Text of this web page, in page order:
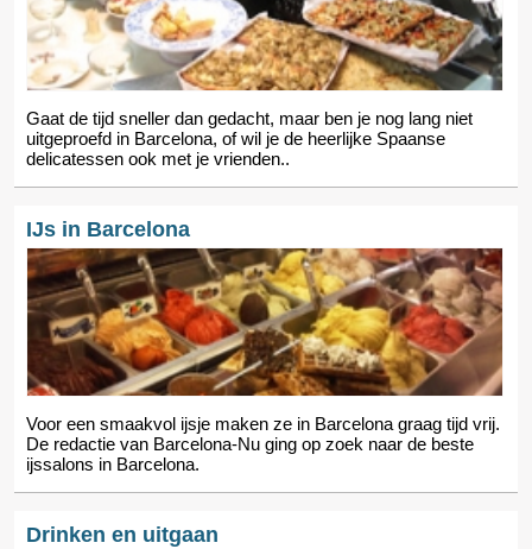
Gaat de tijd sneller dan gedacht, maar ben je nog lang niet
uitgeproefd in Barcelona, of wil je de heerlijke Spaanse
delicatessen ook met je vrienden..
IJs in Barcelona
Voor een smaakvol ijsje maken ze in Barcelona graag tijd vrij.
De redactie van Barcelona-Nu ging op zoek naar de beste
ijssalons in Barcelona.
Drinken en uitgaan